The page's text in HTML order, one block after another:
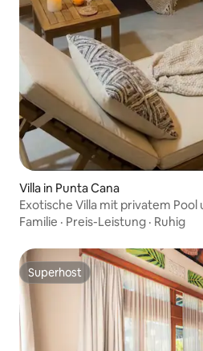
Villa in Punta Cana
Exotische Villa mit privatem Pool
Familie · Preis-Leistung · Ruhig
Superhost
Superhost